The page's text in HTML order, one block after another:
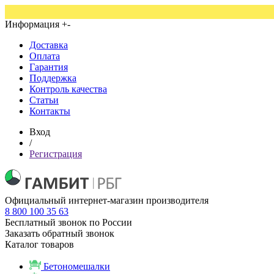
Информация +-
Доставка
Оплата
Гарантия
Поддержка
Контроль качества
Статьи
Контакты
Вход
/
Регистрация
Официальный интернет-магазин производителя
8 800 100 35 63
Бесплатный звонок по России
Заказать обратный звонок
Каталог товаров
Бетономешалки